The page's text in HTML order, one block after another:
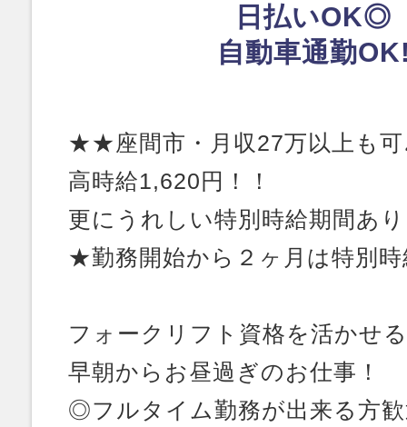
日払いOK◎
自動車通勤
★★座間市・月収27万以上も
高時給1,620円！！
更にうれしい特別時給期間あ
★勤務開始から２ヶ月は特別
フォークリフト資格を活かせ
早朝からお昼過ぎのお仕事！
◎フルタイム勤務が出来る方